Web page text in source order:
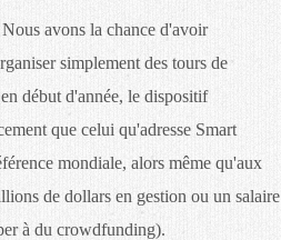
avons la chance d'avoir
simplement des tours de
en début d'année, le dispositif
que celui qu'adresse Smart
mondiale, alors même qu'aux
de dollars en gestion ou un salaire
à du crowdfunding).